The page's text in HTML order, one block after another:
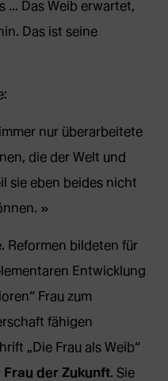
… Das Weib erwartet,
Das ist seine
nur überarbeitete
die der Welt und
sie eben beides nicht
Reformen bildeten für
Entwicklung
Frau zum
fähigen
„Die Frau als Weib“
Frau der Zukunft. Sie